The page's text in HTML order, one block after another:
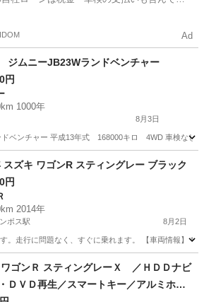
Ad
ジムニーJB23Wランドベンチャー
円
1000年
8月3日
ベンチャー 平成13年式 168000キロ 4WD 車検なし
スズキ ワゴンR スティングレー ブラック
円
2014年
ボス駅 8月2日
。走行に問題なく、すぐに乗れます。 【車両情報】 *
テンボス駅 ワゴンＲ
ワゴンＲ スティングレーＸ ／ＨＤＤナビ
ＤＶＤ再生／スマートキー／アルミホイ